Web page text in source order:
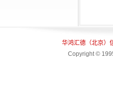
华鸿汇德（北京）
Copyright ©